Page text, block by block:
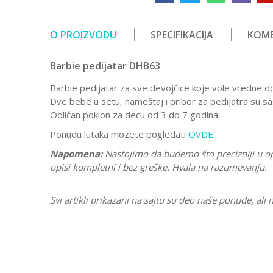
O PROIZVODU SPECIFIKACIJA
Barbie pedijatar DHB63
Barbie pedijatar za sve devojčice koje vole vredne
Dve bebe u setu, nameštaj i pribor za pedijatra su
Odličan poklon za decu od 3 do 7 godina.
Ponudu lutaka mozete pogledati OVDE.
Napomena:Nastojimo da budemo što precizniji u
opisi kompletni i bez greške. Hvala na razumevanju.
Svi artikli prikazani na sajtu su deo naše ponude,